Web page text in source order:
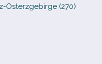
​Osterzgebirge (270)